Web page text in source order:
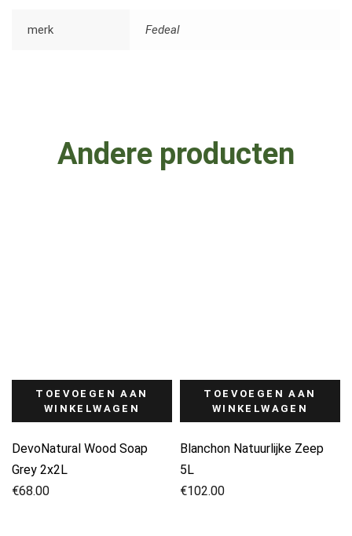
merk Fedeal
Andere producten
TOEVOEGEN AAN
WINKELWAGEN
DevoNatural Wood Soap
Grey 2x2L
€68.00
TOEVOEGEN AAN
WINKELWAGEN
Blanchon Natuurlijke Zeep
5L
€102.00